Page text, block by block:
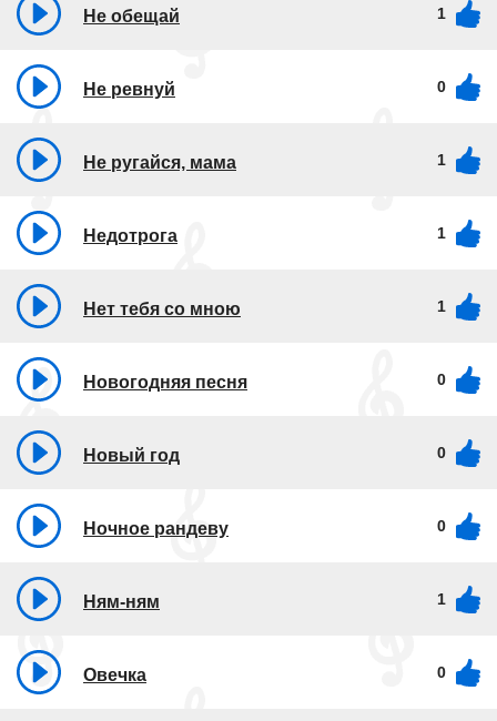
Не обещай 1
Не ревнуй 0
Не ругайся, мама 1
Недотрога 1
Нет тебя со мною 1
Новогодняя песня 0
Новый год 0
Ночное рандеву 0
Ням-ням 1
Овечка 0